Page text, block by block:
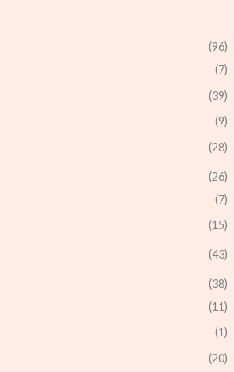
(96)
(7)
(39)
(9)
(28)
(26)
(7)
(15)
(43)
(38)
(11)
(1)
(20)